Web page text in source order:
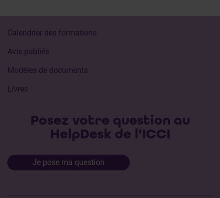
Calendrier des formations
Avis publiés
Modèles de documents
Livres
Posez votre question au
HelpDesk de l'ICCI
Je pose ma question